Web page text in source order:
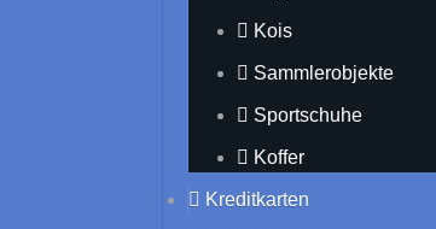
Kois
Sammlerobjekte
Sportschuhe
Koffer
Kreditkarten